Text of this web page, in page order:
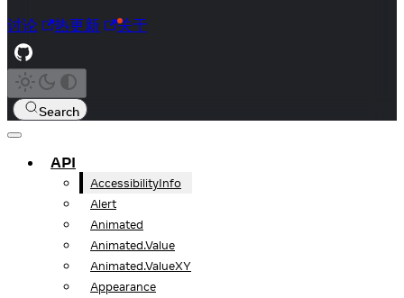
讨论 热更新 关于
Search
API
AccessibilityInfo
Alert
Animated
Animated.Value
Animated.ValueXY
Appearance